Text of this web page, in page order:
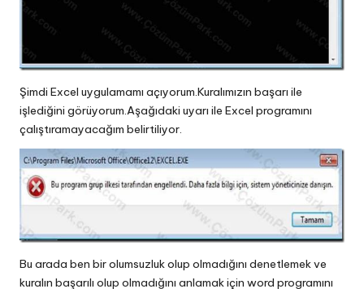
Şimdi Excel uygulamamı açıyorum.Kuralımızın başarı ile
işlediğini görüyorum.Aşağıdaki uyarı ile Excel programını
çalıştıramayacağım belirtiliyor.
Bu arada ben bir olumsuzluk olup olmadığını denetlemek ve
kuralın başarılı olup olmadığını anlamak için word programını